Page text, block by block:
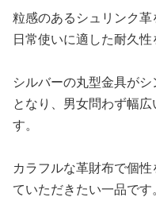
粒感のあるシュリンク
日常使いに適した耐久性
シルバーの丸型金具が
となり、男女問わず幅
す。
カラフルな革財布で個
ていただきたい一品です。